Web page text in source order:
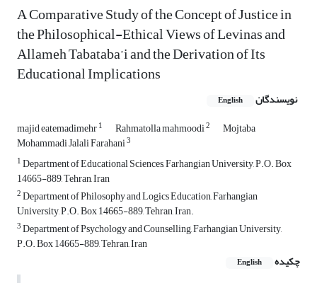
A Comparative Study of the Concept of Justice in
the Philosophical-Ethical Views of Levinas and
Allameh Tabataba’i and the Derivation of Its
Educational Implications
نویسندگان English
majid eatemadimehr1 Rahmatolla mahmoodi2 Mojtaba
Mohammadi Jalali Farahani3
1Department of Educational Sciences, Farhangian University, P.O. Box
14665-889, Tehran, Iran
2Department of Philosophy and Logics Education, Farhangian
University, P.O. Box 14665-889, Tehran, Iran.
3Department of Psychology and Counselling, Farhangian University,
P.O. Box 14665-889, Tehran, Iran
چکیده
English